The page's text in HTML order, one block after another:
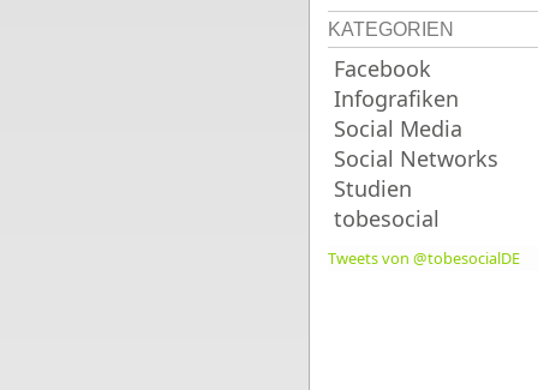
KATEGORIEN
Facebook
Infografiken
Social Media
Social Networks
Studien
tobesocial
Tweets von @tobesocialDE